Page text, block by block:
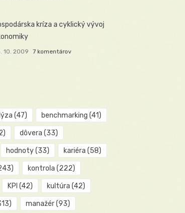
kríza a cyklický vývoj
10. 2009 7 komentárov
(47) benchmarking (41)
dôvera (33)
hodnoty(33) kariéra (58)
kontrola (222)
KPI (42) kultúra (42)
manažér(93)